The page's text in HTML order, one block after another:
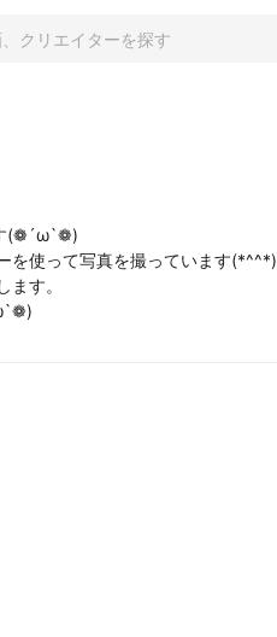
(❁´ω`❁)
を使って写真を撮っています(*^^*)
す。